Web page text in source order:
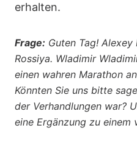
erhalten.
Frage: Guten Tag! Alexey
Rossiya. Wladimir
einen wahren Marathon
Könnten Sie uns bitte
der Verhandlungen war?
eine Ergänzung zu einem